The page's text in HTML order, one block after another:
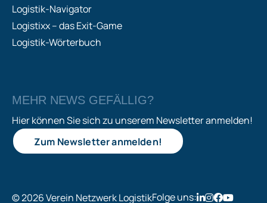
Logistik-Navigator
Logistixx – das Exit-Game
Logistik-Wörterbuch
MEHR NEWS GEFÄLLIG?
Hier können Sie sich zu unserem Newsletter anmelden!
Zum Newsletter anmelden!
© 2026 Verein Netzwerk LogistikFolge uns: